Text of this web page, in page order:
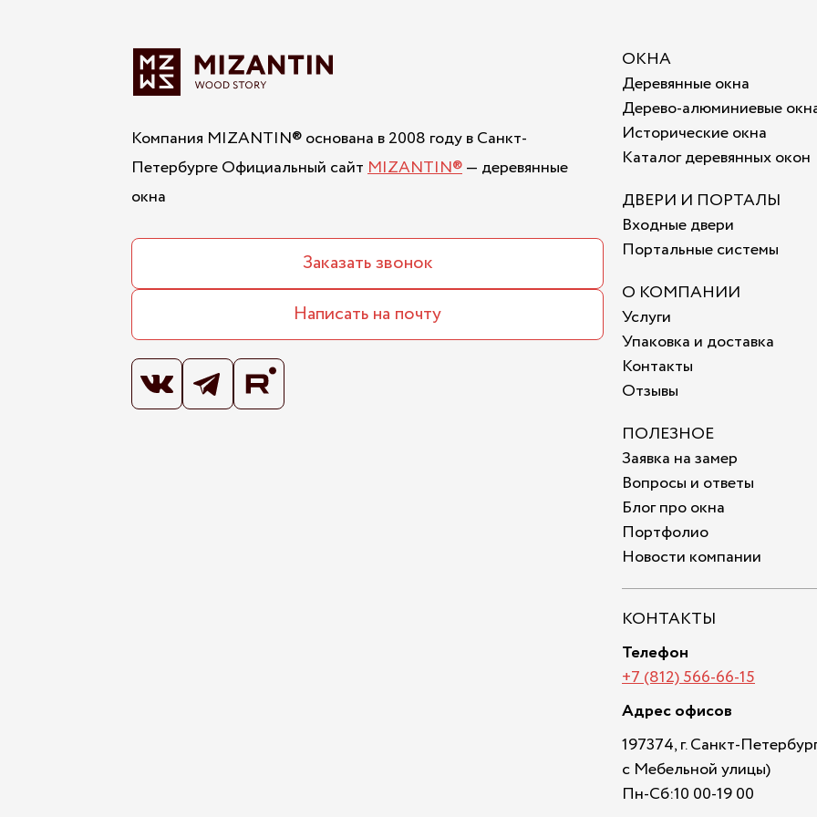
Компания MIZANTIN® основана в 2008 году в Санкт-
ПетербургеОфициальный сайтMIZANTIN®— деревянные
окна
Заказать звонок
Написать на почту
ОКНА
Деревянные окна
Дерево-алюминиевые
Исторические окна
Каталог деревянных окон
ДВЕРИ И ПОРТАЛЫ
Входные двери
Портальные системы
О КОМПАНИИ
Услуги
Упаковка и доставка
Контакты
Отзывы
ПОЛЕЗНОЕ
Заявка на замер
Вопросы и ответы
Блог про окна
Портфолио
Новости компании
КОНТАКТЫ
Телефон
+7 (812) 566-66-15
Адрес офисов
197374, г. Санкт-
с Мебельной улицы)
Пн-Сб:10 00-19 00